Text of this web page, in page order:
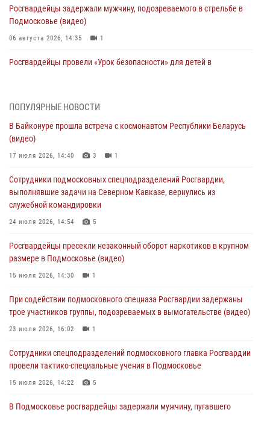
Росгвардейцы задержали мужчину, подозреваемого в стрельбе в
Подмосковье (видео)
06 августа 2026, 14:35 1
Росгвардейцы провели «Урок безопасности» для детей в
подозреваемые в организации незаконной миграции и
изготовлении поддельных документов (видео)
05 августа 2026, 15:48
Сотрудники спецподразделения подмосковного главка Росгвардии
отработали навыки огневой подготовки на комплексных учениях
04 августа 2026, 12:21
сигналам «Тревога» с охраняемых объектов в Подмосковье
04 августа 2026, 12:15
(видео)
03 августа 2026, 15:32
ПОПУЛЯРНЫЕ НОВОСТИ
В Байконуре прошла встреча с космонавтом Республики Беларусь
(видео)
17 июля 2026, 14:40 3 1
Сотрудники подмосковных спецподразделений Росгвардии,
выполнявшие задачи на Северном Кавказе, вернулись из
служебной командировки
24 июля 2026, 14:54 5
Росгвардейцы пресекли незаконный оборот наркотиков в крупном
размере в Подмосковье (видео)
15 июля 2026, 14:30 1
При содействии подмосковного спецназа Росгвардии задержаны
трое участников группы, подозреваемых в вымогательстве (видео)
23 июля 2026, 16:02 1
Сотрудники спецподразделений подмосковного главка Росгвардии
провели тактико-специальные учения в Подмосковье
15 июля 2026, 14:22 5
В Подмосковье росгвардейцы задержали мужчину, пугавшего